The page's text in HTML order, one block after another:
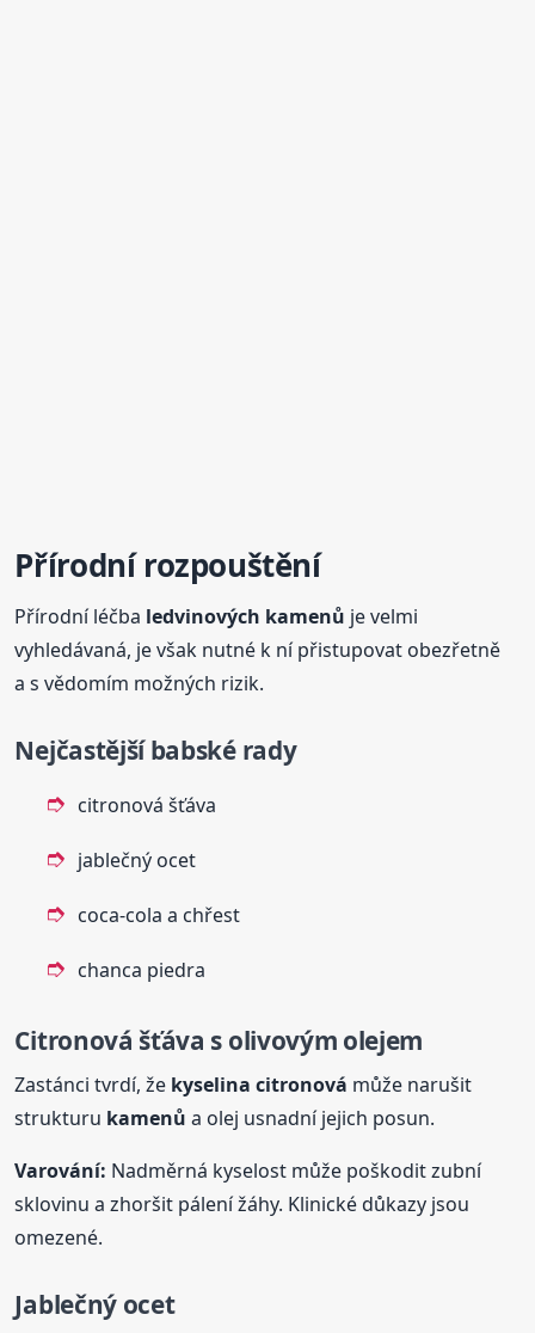
Přírodnírozpouštění
Přírodní léčba ledvinových kamenů je velmi
vyhledávaná, je však nutné k ní přistupovat obezřetně
a s vědomím možných rizik.
Nejčastější babské rady
citronová šťáva
jablečný ocet
coca-cola a chřest
chanca piedra
Citronová šťáva s olivovým olejem
Zastánci tvrdí, že kyselina citronová může narušit
strukturu kamenů a olej usnadní jejich posun.
Varování: Nadměrná kyselost může poškodit zubní
sklovinu a zhoršit pálení žáhy. Klinické důkazy jsou
omezené.
Jablečný ocet